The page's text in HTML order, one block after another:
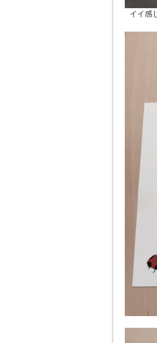
イイ感